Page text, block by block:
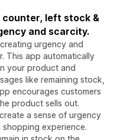
counter, left stock &
and scarcity.
urgency and
This app automatically
your product and
like remaining stock,
encourages customers
product sells out.
a sense of urgency
experience.